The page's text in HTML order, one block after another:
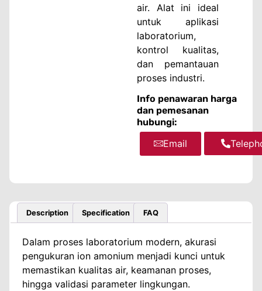
air. Alat ini ideal
untuk aplikasi
laboratorium,
kontrol kualitas,
dan pemantauan
proses industri.
Info penawaran harga
dan pemesanan
hubungi:
Email
Description Specification FAQ
Dalam proses laboratorium modern, akurasi
pengukuran ion amonium menjadi kunci untuk
memastikan kualitas air, keamanan proses,
hingga validasi parameter lingkungan.